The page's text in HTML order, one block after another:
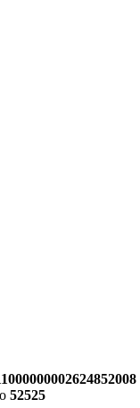
52525